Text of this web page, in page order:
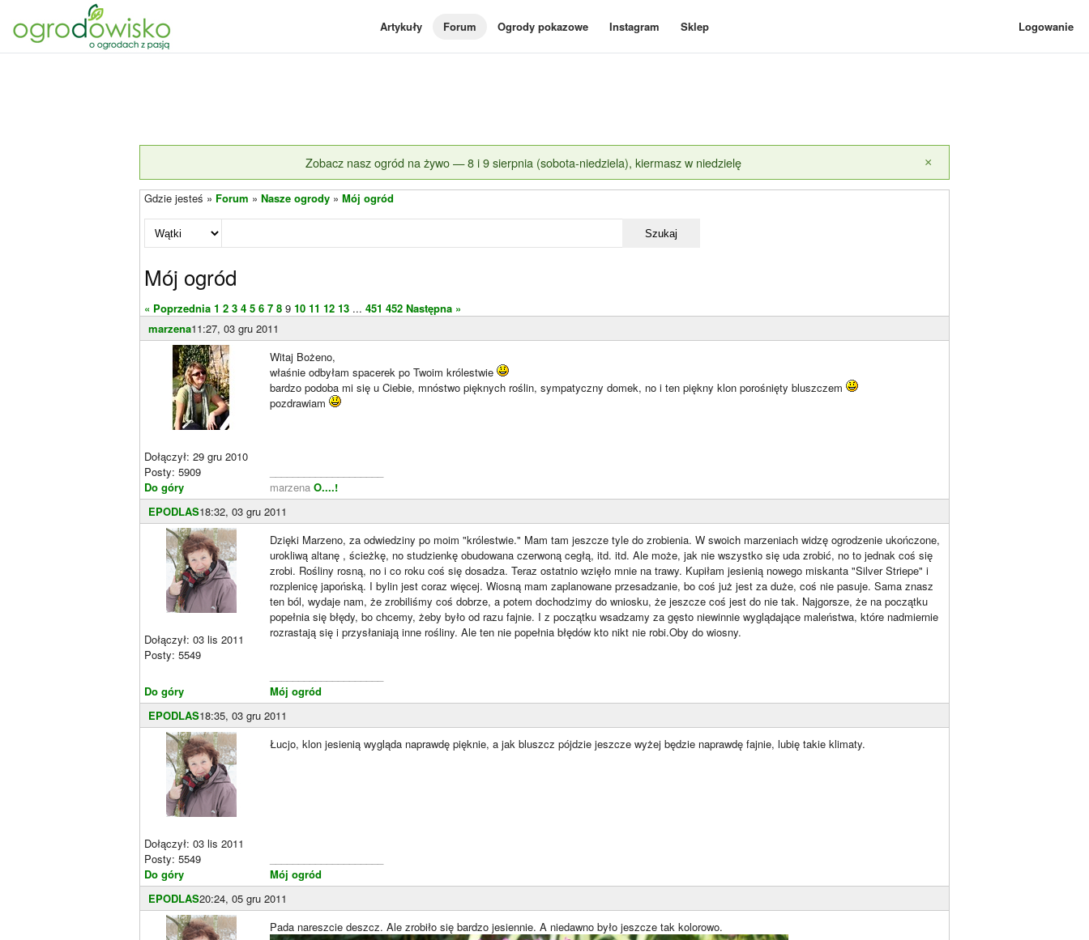
Artykuły Forum Ogrody pokazowe Instagram Sklep Logowanie
Zobacz nasz ogród na żywo — 8 i 9 sierpnia (sobota-niedziela), kiermasz w niedzielę ×
Gdzie jesteś » Forum » Nasze ogrody » Mój ogród
Szukaj
Mój ogród
« Poprzednia 1 2 3 4 5 6 7 8 9 10 11 12 13 ... 451 452 Następna »
marzena11:27, 03 gru 2011
Dołączył: 29 gru 2010
Posty: 5909
Do góry
Witaj Bożeno,
właśnie odbyłam spacerek po Twoim królestwie
bardzo podoba mi się u Ciebie, mnóstwo pięknych roślin, sympatyczny domek, no i ten piękny klon porośnięty bluszczem
pozdrawiam
marzena O....!
EPODLAS18:32, 03 gru 2011
Dołączył: 03 lis 2011
Posty: 5549
Do góry
Dzięki Marzeno, za odwiedziny po moim "królestwie." Mam tam jeszcze tyle do zrobienia. W swoich marzeniach widzę ogrodzenie ukończone,
urokliwą altanę , ścieżkę, no studzienkę obudowana czerwoną cegłą, itd. itd. Ale może, jak nie wszystko się uda zrobić, no to jednak coś się
zrobi. Rośliny rosną, no i co roku coś się dosadza. Teraz ostatnio wzięło mnie na trawy. Kupiłam jesienią nowego miskanta "Silver Striepe" i
rozplenicę japońską. I bylin jest coraz więcej. Wiosną mam zaplanowane przesadzanie, bo coś już jest za duże, coś nie pasuje. Sama znasz
ten ból, wydaje nam, że zrobiliśmy coś dobrze, a potem dochodzimy do wniosku, że jeszcze coś jest do nie tak. Najgorsze, że na początku
popełnia się błędy, bo chcemy, żeby było od razu fajnie. I z początku wsadzamy za gęsto niewinnie wyglądające maleństwa, które nadmiernie
rozrastają się i przysłaniają inne rośliny. Ale ten nie popełnia błędów kto nikt nie robi.Oby do wiosny.
Mój ogród
EPODLAS18:35, 03 gru 2011
Dołączył: 03 lis 2011
Posty: 5549
Do góry
Łucjo, klon jesienią wygląda naprawdę pięknie, a jak bluszcz pójdzie jeszcze wyżej będzie naprawdę fajnie, lubię takie klimaty.
Mój ogród
EPODLAS20:24, 05 gru 2011
Pada nareszcie deszcz. Ale zrobiło się bardzo jesiennie. A niedawno było jeszcze tak kolorowo.